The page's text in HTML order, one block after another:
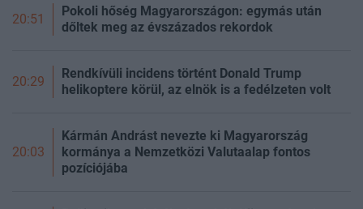
20:51
Pokoli hőség Magyarországon: egymás után
dőltek meg az évszázados rekordok
20:29
Rendkívüli incidens történt Donald Trump
helikoptere körül, az elnök is a fedélzeten volt
20:03
Kármán Andrást nevezte ki Magyarország
kormánya a Nemzetközi Valutaalap fontos
pozíciójába